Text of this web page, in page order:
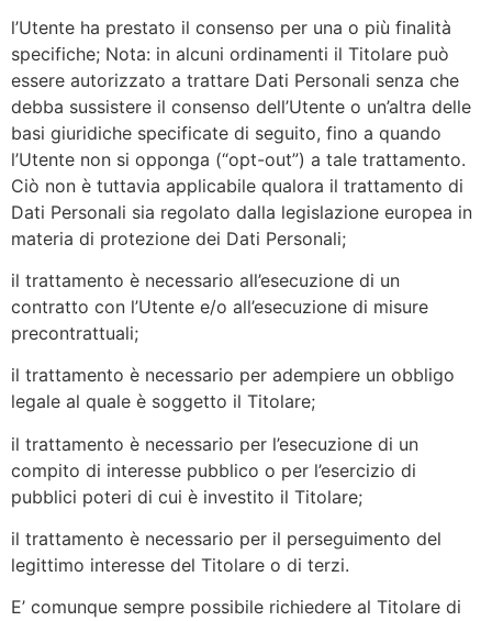
l’Utente ha prestato il consenso per una o più finalità
specifiche; Nota: in alcuni ordinamenti il Titolare può
essere autorizzato a trattare Dati Personali senza che
debba sussistere il consenso dell’Utente o un’altra delle
basi giuridiche specificate di seguito, fino a quando
l’Utente non si opponga (“opt-out”) a tale trattamento.
Ciò non è tuttavia applicabile qualora il trattamento di
Dati Personali sia regolato dalla legislazione europea in
materia di protezione dei Dati Personali;
il trattamento è necessario all’esecuzione di un
contratto con l’Utente e/o all’esecuzione di misure
precontrattuali;
il trattamento è necessario per adempiere un obbligo
legale al quale è soggetto il Titolare;
il trattamento è necessario per l’esecuzione di un
compito di interesse pubblico o per l’esercizio di
pubblici poteri di cui è investito il Titolare;
il trattamento è necessario per il perseguimento del
legittimo interesse del Titolare o di terzi.
E’ comunque sempre possibile richiedere al Titolare di